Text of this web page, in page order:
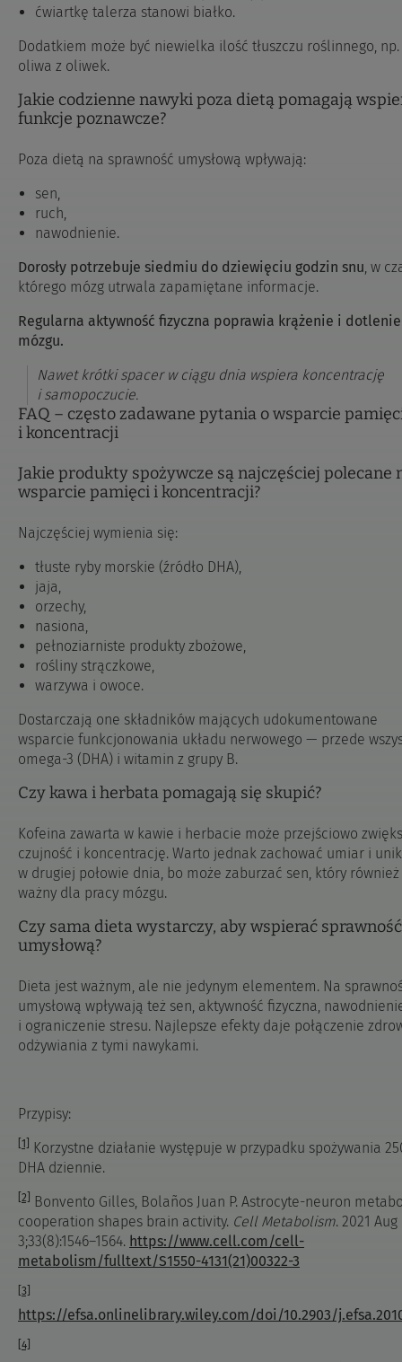
ćwiartkę talerza stanowi białko.
Dodatkiem może być niewielka ilość tłuszczu roślinnego, np.
oliwa z oliwek.
Jakie codzienne nawyki poza dietą pomagają
funkcje poznawcze?
Poza dietą na sprawność umysłową wpływają:
sen,
ruch,
nawodnienie.
Dorosły potrzebuje siedmiu do dziewięciu godzin snu, w
którego mózg utrwala zapamiętane informacje.
Regularna aktywność fizyczna poprawia krążenie i
mózgu.
Nawet krótki spacer w ciągu dnia wspiera koncentrację
i samopoczucie.
FAQ – często zadawane pytania o wsparcie
i koncentracji
Jakie produkty spożywcze są najczęściej polecane
wsparcie pamięci i koncentracji?
Najczęściej wymienia się:
tłuste ryby morskie (źródło DHA),
jaja,
orzechy,
nasiona,
pełnoziarniste produkty zbożowe,
rośliny strączkowe,
warzywa i owoce.
Dostarczają one składników mających udokumentowane
wsparcie funkcjonowania układu nerwowego — przede
omega-3 (DHA) i witamin z grupy B.
Czy kawa i herbata pomagają się skupić?
Kofeina zawarta w kawie i herbacie może przejściowo
czujność i koncentrację. Warto jednak zachować umiar i
w drugiej połowie dnia, bo może zaburzać sen, który
ważny dla pracy mózgu.
Czy sama dieta wystarczy, aby wspierać sprawność
umysłową?
Dieta jest ważnym, ale nie jedynym elementem. Na
umysłową wpływają też sen, aktywność fizyczna,
i ograniczenie stresu. Najlepsze efekty daje połączenie
odżywiania z tymi nawykami.
Przypisy:
[1]
Korzystne działanie występuje w przypadku spożywania
DHA dziennie.
[2]
Bonvento Gilles, Bolaños Juan P. Astrocyte-neuron
cooperation shapes brain activity. Cell Metabolism. 2021 Aug
3;33(8):1546–1564. https://www.cell.com/cell-
metabolism/fulltext/S1550-4131(21)00322-3
[3]
https://efsa.onlinelibrary.wiley.com/doi/10.2903/
[4]